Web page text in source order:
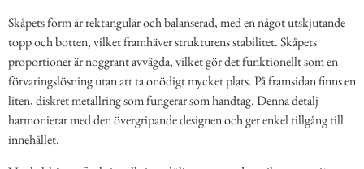
Skåpets form är rektangulär och balanserad, med en något utskjutande
topp och botten, vilket framhäver strukturens stabilitet. Skåpets
proportioner är noggrant avvägda, vilket gör det funktionellt som en
förvaringslösning utan att ta onödigt mycket plats. På framsidan finns en
liten, diskret metallring som fungerar som handtag. Denna detalj
harmonierar med den övergripande designen och ger enkel tillgång till
innehållet.